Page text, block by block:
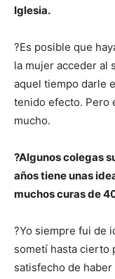
Iglesia.
?Es posible que
la mujer acceder al
aquel tiempo darle
tenido efecto. Pero
mucho.
?Algunos colegas
años tiene unas
muchos curas de
?Yo siempre fui de
sometí hasta cierto
satisfecho de